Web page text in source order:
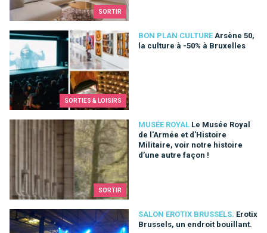
SORTIR
SORTIES & LOISIRS
BON PLAN CULTURE Arsène 50,
la culture à -50% à Bruxelles
Arsène 50, la culture à -50% à Bruxelles
SORTIR
MUSÉE ROYAL Le Musée Royal
de l'Armée et d'Histoire
Militaire, voir notre histoire
d’une autre façon !
Le Musée Royal de l'Armée et d'Histoire Militaire, voir notre
SALON EROTIX BRUSSELS. Erotix
Brussels, un endroit bouillant.
Erotix Brussels, un endroit bouillant.